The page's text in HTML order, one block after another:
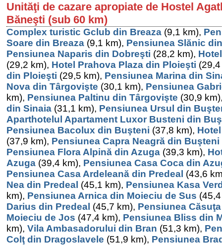
Unităţi de cazare apropiate de Hostel
Băneşti (sub 60 km)
Complex turistic Gclub din Breaza (9,1 km),
Soare din Breaza (9,1 km), Pensiunea Slănic
Pensiunea Naparis din Dobreşti (28,2 km),
(29,2 km), Hotel Prahova Plaza din Ploieşti
din Ploieşti (29,5 km), Pensiunea Marina din
Nova din Târgovişte (30,1 km), Pensiunea
km), Pensiunea Paltinu din Târgovişte (30,9
din Sinaia (31,1 km), Pensiunea Ursul din
Aparthotelul Apartament Luxor Busteni din
Pensiunea Bacolux din Buşteni (37,8 km),
(37,9 km), Pensiunea Capra Neagră din Buşteni
Pensiunea Flora Alpină din Azuga (39,3 km),
Azuga (39,4 km), Pensiunea Casa Coca din
Pensiunea Casa Ardeleană din Predeal (43,6
Nea din Predeal (45,1 km), Pensiunea Kasa
km), Pensiunea Arnica din Moieciu de Sus
Darius din Predeal (45,7 km), Pensiunea
Moieciu de Jos (47,4 km), Pensiunea Bliss din
km), Vila Ambasadorului din Bran (51,3 km),
Colţ din Dragoslavele (51,9 km), Pensiunea